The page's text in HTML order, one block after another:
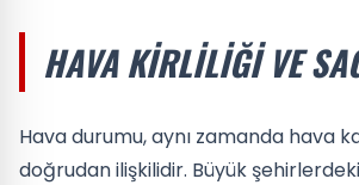
HAVA KIRLILIĞI VE
Hava durumu, aynı zamanda hava
doğrudan ilişkilidir. Büyük